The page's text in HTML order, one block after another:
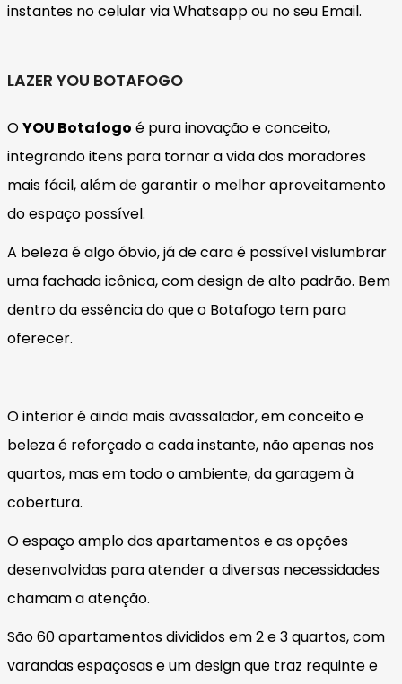
instantes no celular via Whatsapp ou no seu Email.
LAZER YOU BOTAFOGO
OYOU Botafogo é pura inovação e conceito,
integrando itens para tornar a vida dos moradores
mais fácil, além de garantir o melhor aproveitamento
do espaço possível.
A beleza é algo óbvio, já de cara é possível vislumbrar
uma fachada icônica, com design de alto padrão. Bem
dentro da essência do que o Botafogo tem para
oferecer.
O interior é ainda mais avassalador, em conceito e
beleza é reforçado a cada instante, não apenas nos
quartos, mas em todo o ambiente, da garagem à
cobertura.
O espaço amplo dos apartamentos e as opções
desenvolvidas para atender a diversas necessidades
chamam a atenção.
São 60 apartamentos divididos em 2 e 3 quartos, com
varandas espaçosas e um design que traz requinte e